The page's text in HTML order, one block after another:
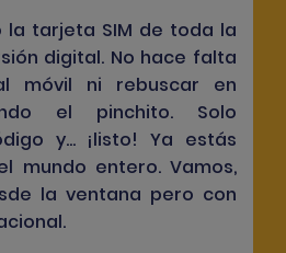
la tarjeta SIM de toda la
digital. No hace falta
móvil ni rebuscar en
el pinchito. Solo
y... ¡listo! Ya estás
mundo entero. Vamos,
la ventana pero con